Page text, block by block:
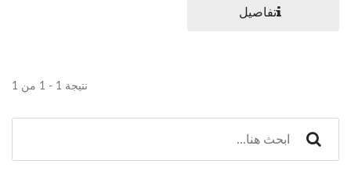
تفاصيل
نتيجة 1 - 1 من 1